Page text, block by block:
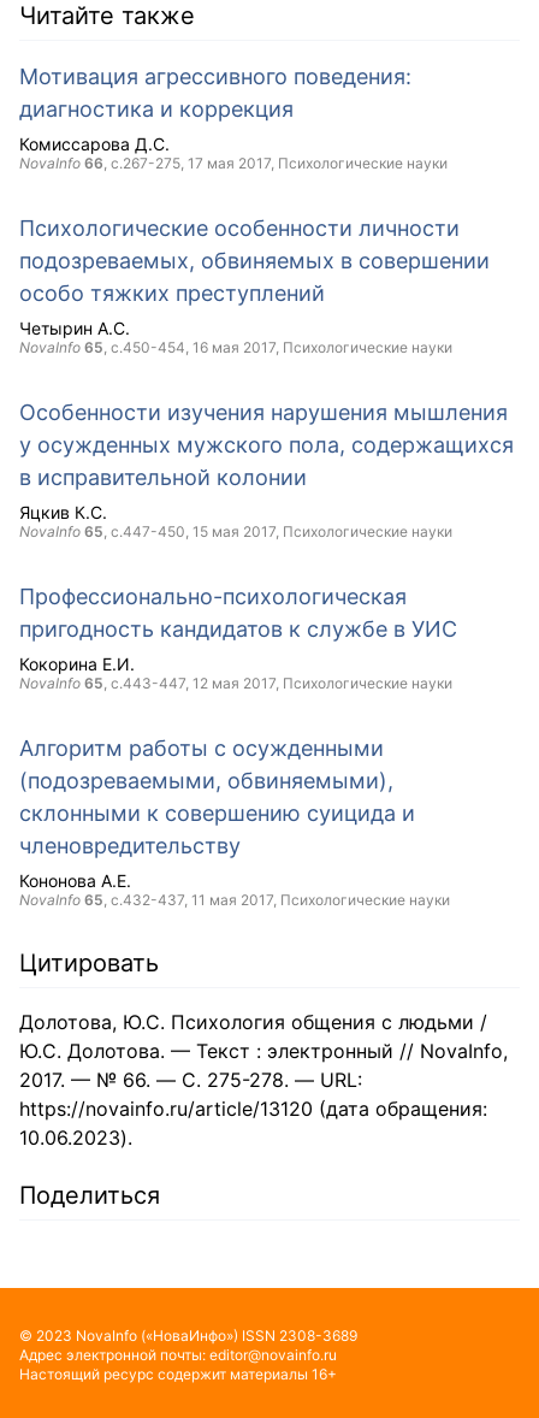
Читайте также
Мотивация агрессивного поведения:
диагностика и коррекция
Комиссарова Д.С.
NovaInfo 66, с.267-275, 17 мая 2017, Психологические науки
Психологические особенности личности
подозреваемых, обвиняемых в совершении
особо тяжких преступлений
Четырин А.С.
NovaInfo 65, с.450-454, 16 мая 2017, Психологические науки
Особенности изучения нарушения мышления
у осужденных мужского пола, содержащихся
в исправительной колонии
Яцкив К.С.
NovaInfo 65, с.447-450, 15 мая 2017, Психологические науки
Профессионально-психологическая
пригодность кандидатов к службе в УИС
Кокорина Е.И.
NovaInfo 65, с.443-447, 12 мая 2017, Психологические науки
Алгоритм работы с осужденными
(подозреваемыми, обвиняемыми),
склонными к совершению суицида и
членовредительству
Кононова А.Е.
NovaInfo 65, с.432-437, 11 мая 2017, Психологические науки
Цитировать
Долотова, Ю.С. Психология общения с людьми /
Ю.С. Долотова. — Текст : электронный // NovaInfo,
2017. — № 66. — С. 275-278. — URL:
https://novainfo.ru/article/13120 (дата обращения:
10.06.2023).
Поделиться
© 2023 NovaInfo («НоваИнфо») ISSN 2308-3689
Адрес электронной почты: editor@novainfo.ru
Настоящий ресурс содержит материалы 16+